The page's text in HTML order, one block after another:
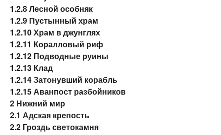
1.2.8Лесной особняк
1.2.9 Пустынный храм
1.2.10Храм в джунглях
1.2.11 Коралловый риф
1.2.12 Подводные руины
1.2.13 Клад
1.2.14Затонувший корабль
1.2.15Аванпост разбойников
2 Нижний мир
2.1 Адская крепость
2.2 Гроздь светокамня